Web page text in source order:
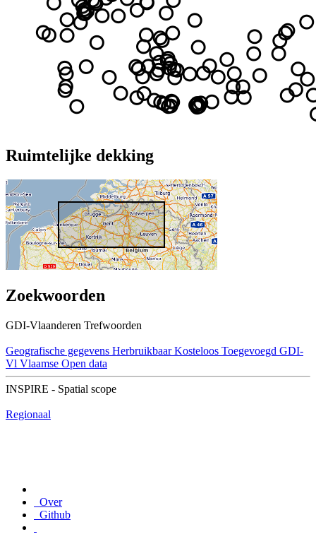
Ruimtelijke dekking
Zoekwoorden
GDI-Vlaanderen Trefwoorden
Geografische gegevens Herbruikbaar Kosteloos Toegevoegd GDI-
Vl Vlaamse Open data
INSPIRE - Spatial scope
Regionaal
Over
Github